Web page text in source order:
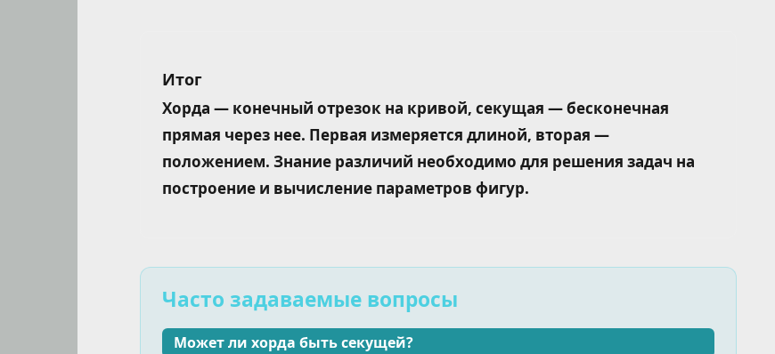
Итог
Хорда — конечный отрезок на кривой, секущая — бесконечная
прямая через нее. Первая измеряется длиной, вторая —
положением. Знание различий необходимо для решения задач на
построение и вычисление параметров фигур.
Часто задаваемые вопросы
Может ли хорда быть секущей?